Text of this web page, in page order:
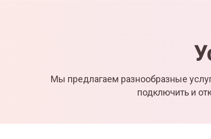
Мы предлагаем разнообразные
подключить и